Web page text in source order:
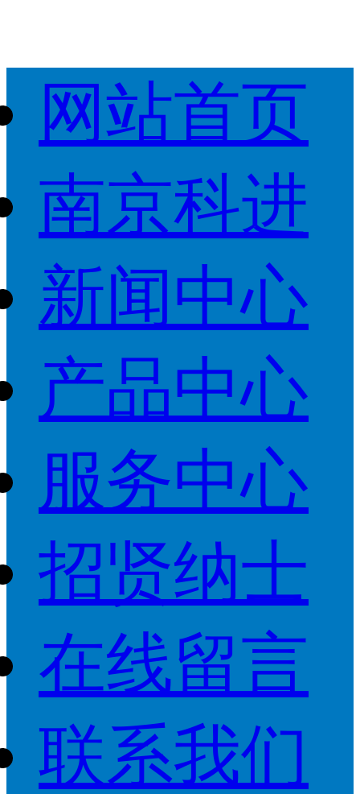
网站首页
南京科进
新闻中心
产品中心
服务中心
招贤纳士
在线留言
联系我们